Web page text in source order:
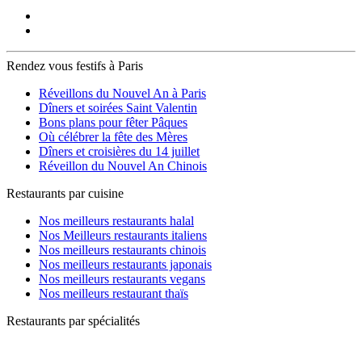
Rendez vous festifs à Paris
Réveillons du Nouvel An à Paris
Dîners et soirées Saint Valentin
Bons plans pour fêter Pâques
Où célébrer la fête des Mères
Dîners et croisières du 14 juillet
Réveillon du Nouvel An Chinois
Restaurants par cuisine
Nos meilleurs restaurants halal
Nos Meilleurs restaurants italiens
Nos meilleurs restaurants chinois
Nos meilleurs restaurants japonais
Nos meilleurs restaurants vegans
Nos meilleurs restaurant thaïs
Restaurants par spécialités